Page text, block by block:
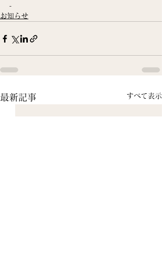
-
お知らせ
最新記事 すべて表示